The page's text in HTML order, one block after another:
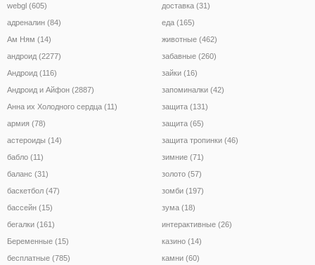
webgl (605)
адреналин (84)
Ам Ням (14)
андроид (2277)
Андроид (116)
Андроид и Айфон (2887)
Анна их Холодного сердца (11)
армия (78)
астероиды (14)
бабло (11)
баланс (31)
баскетбол (47)
бассейн (15)
бегалки (161)
Беременные (15)
бесплатные (785)
доставка (31)
еда (165)
животные (462)
забавные (260)
зайки (16)
запоминалки (42)
защита (131)
защита (65)
защита тропинки (46)
зимние (71)
золото (57)
зомби (197)
зума (18)
интерактивные (26)
казино (14)
камни (60)